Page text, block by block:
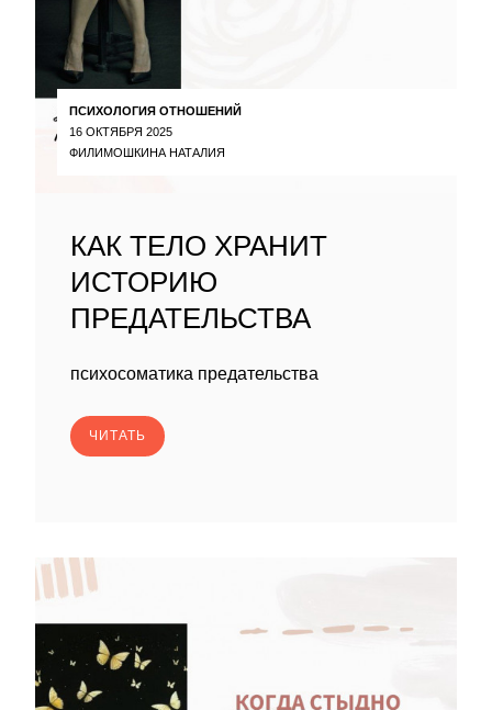
ПСИХОЛОГИЯ ОТНОШЕНИЙ
16 ОКТЯБРЯ 2025
ФИЛИМОШКИНА НАТАЛИЯ
КАК ТЕЛО ХРАНИТ
ИСТОРИЮ
ПРЕДАТЕЛЬСТВА
психосоматика предательства
ЧИТАТЬ